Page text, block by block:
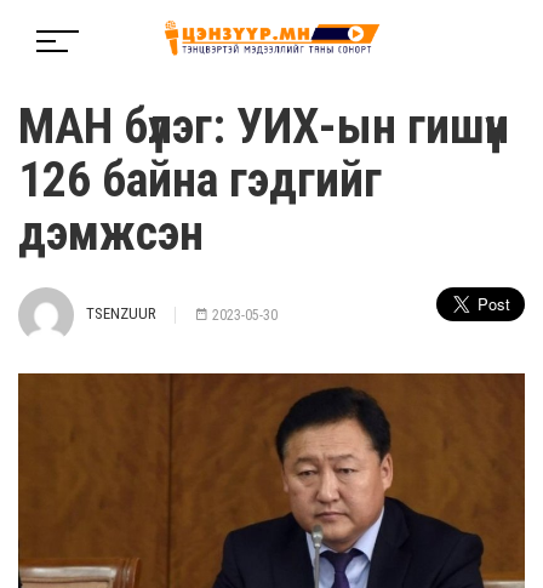
МАН бүлэг: УИХ-ын гишүүн
126 байна гэдгийг
дэмжсэн
TSENZUUR 2023-05-30